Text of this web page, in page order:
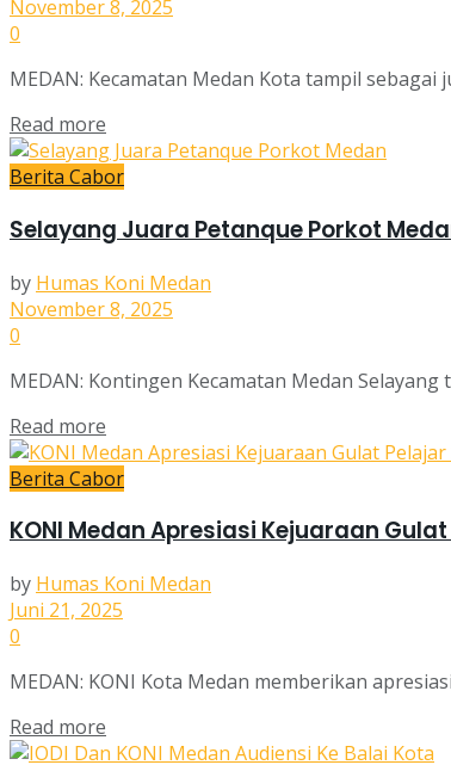
November 8, 2025
0
MEDAN: Kecamatan Medan Kota tampil
Read more
Berita Cabor
Selayang Juara Petanque Porkot
by Humas Koni Medan
November 8, 2025
0
MEDAN: Kontingen Kecamatan Medan
Read more
Berita Cabor
KONI Medan Apresiasi Kejuaraan
by Humas Koni Medan
Juni 21, 2025
0
MEDAN: KONI Kota Medan memberikan
Read more